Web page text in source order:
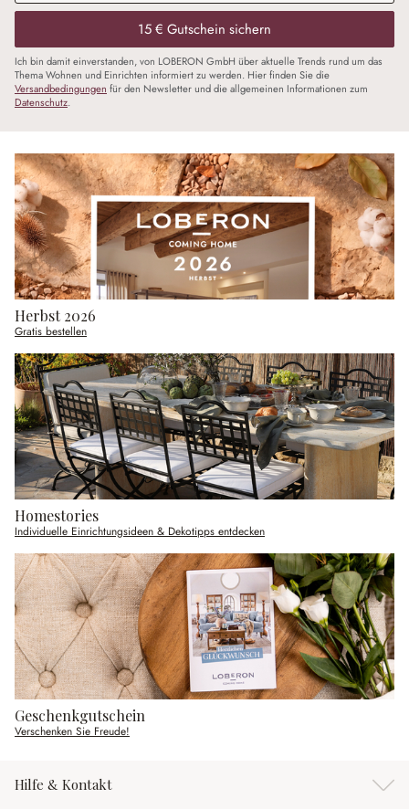
15 € Gutschein sichern
Ich bin damit einverstanden, von LOBERON GmbH über aktuelle Trends rund um das
Thema Wohnen und Einrichten informiert zu werden. Hier finden Sie die
Versandbedingungen für den Newsletter und die allgemeinen Informationen zum
Datenschutz.
Herbst 2026
Gratis bestellen
Homestories
Individuelle Einrichtungsideen & Dekotipps entdecken
Geschenkgutschein
Verschenken Sie Freude!
Hilfe & Kontakt